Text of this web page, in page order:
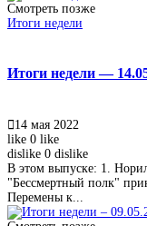
Смотреть позже
Итоги недели
Итоги недели —
14 мая 2022
like 0 like
dislike 0 dislike
В этом выпуске: 1.
"Бессмертный полк"
Перемены к...